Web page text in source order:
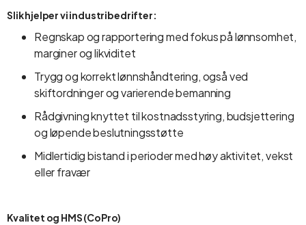
Slik hjelper vi industribedrifter:
Regnskap og rapportering med fokus på lønnsomhet,
marginer og likviditet
Trygg og korrekt lønnshåndtering, også ved
skiftordninger og varierende bemanning
Rådgivning knyttet til kostnadsstyring, budsjettering
og løpende beslutningsstøtte
Midlertidig bistand i perioder med høy aktivitet, vekst
eller fravær
Kvalitet og HMS (CoPro)